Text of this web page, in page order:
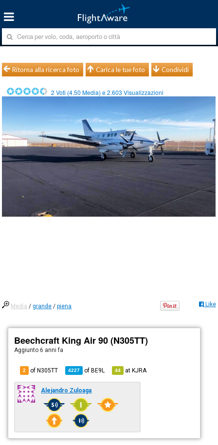
Ritorna alla ricerca foto Carica le tue foto Condividi
2 Voti (4.50 Media) e2.603 Visualizzazioni
Media /grande /piena Like
Beechcraft King Air 90 (N305TT)
Aggiunto6 anni fa
2 of N305TT 4227 ofBE9L 44 atKJRA
Alejandro Zuloaga